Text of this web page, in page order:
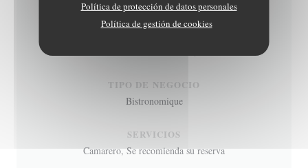
Política de protección de datos personales
Política de gestión de cookies
TIPO DE NEGOCIO
Bistronomique
SERVICIOS
Camarero, Se recomienda su reserva